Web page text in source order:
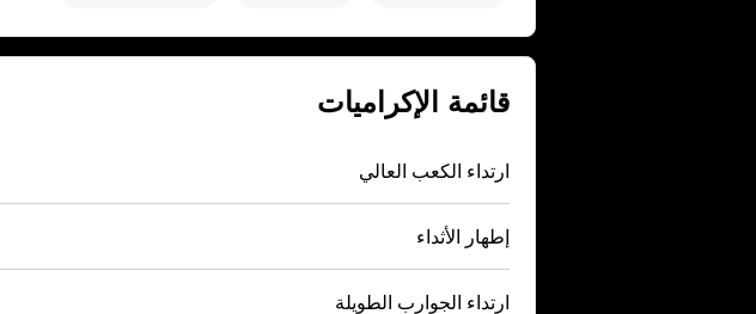
قائمة الإكراميات
ارتداء الكعب العالي
إطهار الأثداء
ارتداء الجوارب الطويلة